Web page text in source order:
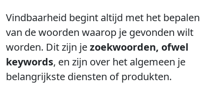
Vindbaarheid begint altijd met het bepalen
van de woorden waarop je gevonden wilt
worden. Dit zijn jezoekwoorden, ofwel
keywords, en zijn over het algemeen je
belangrijkste diensten of produkten.